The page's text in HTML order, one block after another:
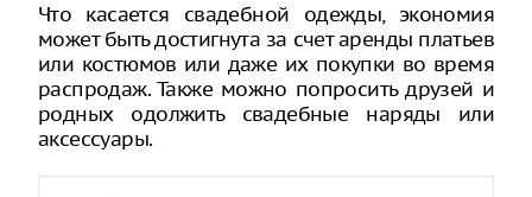
Что касается свадебной одежды, экономия
может быть достигнута за счет аренды платьев
или костюмов или даже их покупки во время
распродаж. Также можно попросить друзей и
родных одолжить свадебные наряды или
аксессуары.